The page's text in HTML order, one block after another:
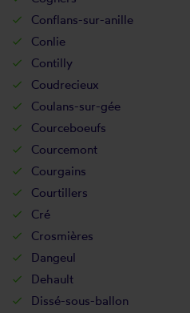
Conflans-sur-anille
Conlie
Contilly
Coudrecieux
Coulans-sur-gée
Courceboeufs
Courcemont
Courgains
Courtillers
Cré
Crosmières
Dangeul
Dehault
Dissé-sous-ballon